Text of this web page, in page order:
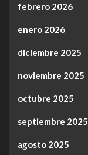
febrero 2026
enero 2026
diciembre 2025
noviembre 2025
octubre 2025
septiembre 2025
agosto 2025